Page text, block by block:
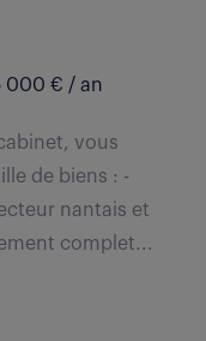
000 € / an
vous
de biens : -
nantais et
complet...